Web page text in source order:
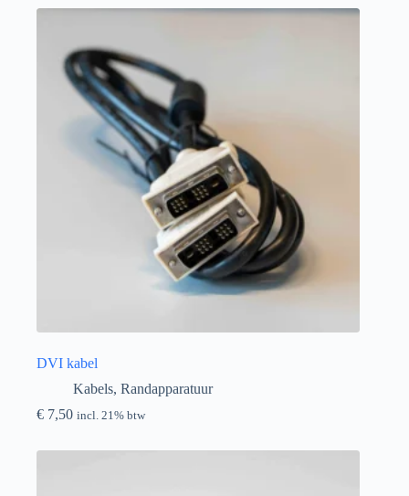
DVI kabel
Kabels, Randapparatuur
€ 7,50 incl. 21% btw